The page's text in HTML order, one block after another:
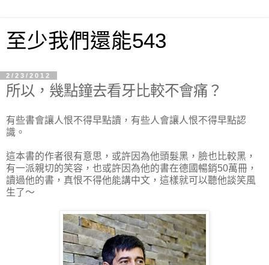
至少我們還能543
2/23/2012
所以，幾點鐘去看牙比較不會痛？
有些書會讓人恨不得早點讀，有些人會讓人恨不得早點認
識。
這本書的作者很有意思，或許因為他頭髮黑，臉也比較黑，
有一派親切的笑容，也或許因為他的書在德國暢銷50萬冊，
讀過他的書，真恨不得他能講中文，這樣就可以聽他談笑風
生了～